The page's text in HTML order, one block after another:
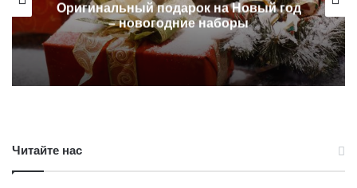
Оригинальный подарок на Новый год
– новогодние наборы
Читайте нас